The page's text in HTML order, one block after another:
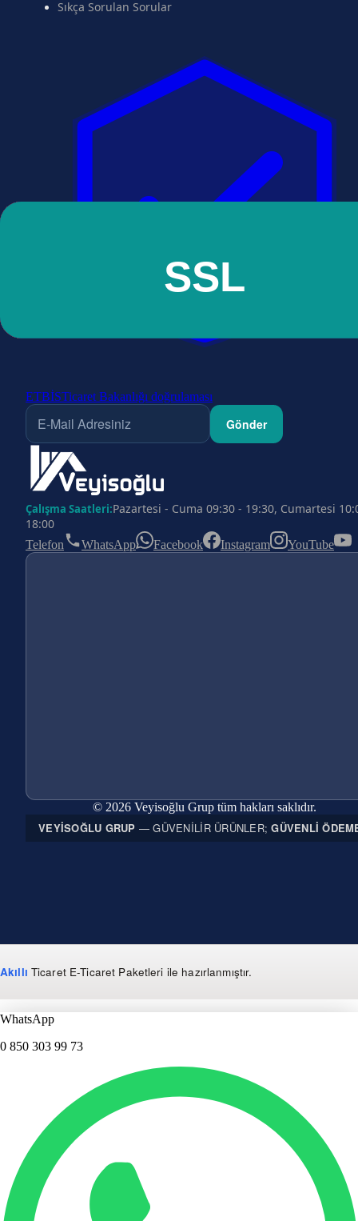
Sıkça Sorulan Sorular
ETBİSTicaret Bakanlığı doğrulaması
Gönder
Çalışma Saatleri:Pazartesi - Cuma 09:30 - 19:30, Cumartesi
18:00
Telefon WhatsApp Facebook Instagram YouTube
© 2026 Veyisoğlu Grup tüm hakları saklıdır.
VEYISOĞLU GRUP — GÜVENILIR ÜRÜNLER;GÜVENLI
Akıllı Ticaret E-Ticaret Paketleri ile hazırlanmıştır.
WhatsApp
0 850 303 99 73